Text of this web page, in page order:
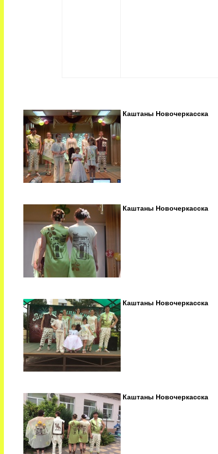
2/6
Каштаны Новочеркасска
Каштаны Новочеркасска
Каштаны Новочеркасска
Каштаны Новочеркасска